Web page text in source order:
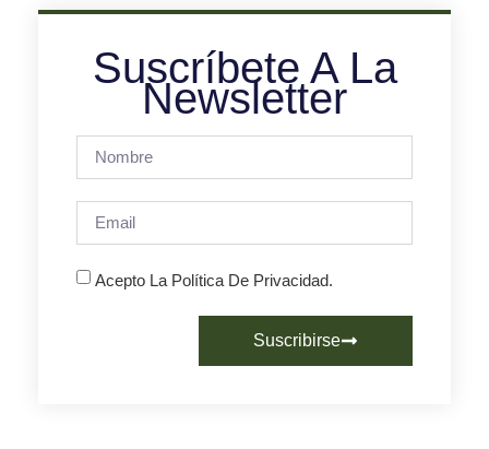
Suscríbete A La
Newsletter
Acepto La Política De Privacidad.
Suscribirse